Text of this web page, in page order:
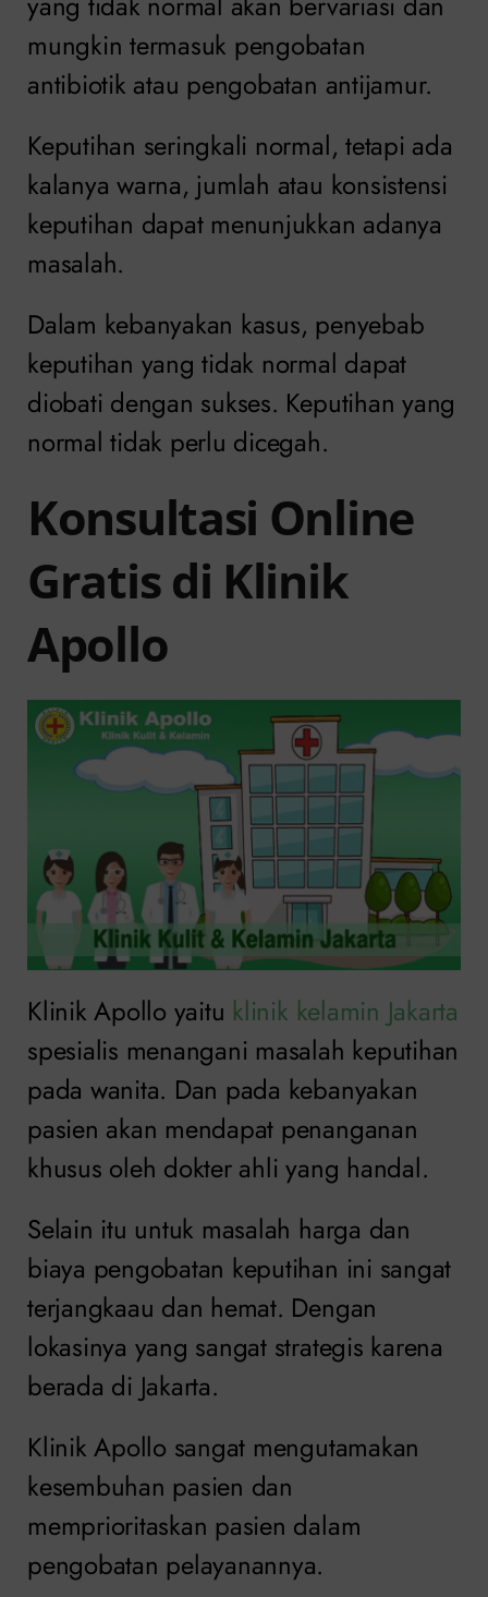
mungkin termasuk pengobatan
antibiotik atau pengobatan antijamur.
Keputihan seringkali normal, tetapi ada
kalanya warna, jumlah atau konsistensi
keputihan dapat menunjukkan adanya
masalah.
Dalam kebanyakan kasus, penyebab
keputihan yang tidak normal dapat
diobati dengan sukses. Keputihan yang
normal tidak perlu dicegah.
Konsultasi Online
Gratis di Klinik
Apollo
Klinik Apollo yaitu klinik kelamin Jakarta
spesialis menangani masalah keputihan
pada wanita. Dan pada kebanyakan
pasien akan mendapat penanganan
khusus oleh dokter ahli yang handal.
Selain itu untuk masalah harga dan
biaya pengobatan keputihan ini sangat
terjangkaau dan hemat. Dengan
lokasinya yang sangat strategis karena
berada di Jakarta.
Klinik Apollo sangat mengutamakan
kesembuhan pasien dan
memprioritaskan pasien dalam
pengobatan pelayanannya.